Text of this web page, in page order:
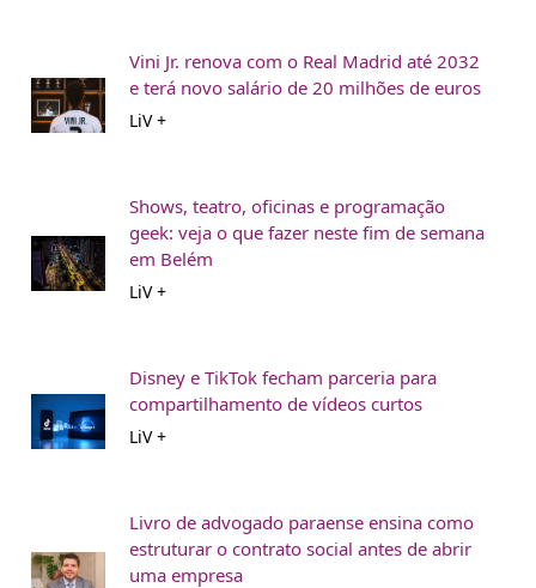
Vini Jr. renova com o Real Madrid até 2032
e terá novo salário de 20 milhões de euros
LiV +
Shows, teatro, oficinas e programação
geek: veja o que fazer neste fim de semana
em Belém
LiV +
Disney e TikTok fecham parceria para
compartilhamento de vídeos curtos
LiV +
Livro de advogado paraense ensina como
estruturar o contrato social antes de abrir
uma empresa